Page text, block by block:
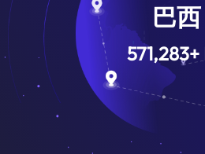
巴西
571,283+